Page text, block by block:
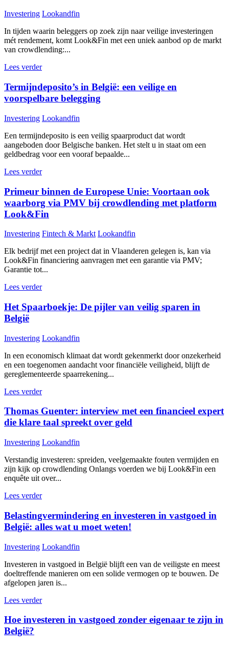
Investering Lookandfin
In tijden waarin beleggers op zoek zijn naar veilige investeringen
mét rendement, komt Look&Fin met een uniek aanbod op de markt
van crowdlending:...
Lees verder
Termijndeposito’s in België: een veilige en
voorspelbare belegging
Investering Lookandfin
Een termijndeposito is een veilig spaarproduct dat wordt
aangeboden door Belgische banken. Het stelt u in staat om een
geldbedrag voor een vooraf bepaalde...
Lees verder
Primeur binnen de Europese Unie: Voortaan ook
waarborg via PMV bij crowdlending met platform
Look&Fin
Investering Fintech & Markt Lookandfin
Elk bedrijf met een project dat in Vlaanderen gelegen is, kan via
Look&Fin financiering aanvragen met een garantie via PMV;
Garantie tot...
Lees verder
Het Spaarboekje: De pijler van veilig sparen in
België
Investering Lookandfin
In een economisch klimaat dat wordt gekenmerkt door onzekerheid
en een toegenomen aandacht voor financiële veiligheid, blijft de
gereglementeerde spaarrekening...
Lees verder
Thomas Guenter: interview met een financieel expert
die klare taal spreekt over geld
Investering Lookandfin
Verstandig investeren: spreiden, veelgemaakte fouten vermijden en
zijn kijk op crowdlending Onlangs voerden we bij Look&Fin een
enquête uit over...
Lees verder
Belastingvermindering en investeren in vastgoed in
België: alles wat u moet weten!
Investering Lookandfin
Investeren in vastgoed in België blijft een van de veiligste en meest
doeltreffende manieren om een solide vermogen op te bouwen. De
afgelopen jaren is...
Lees verder
Hoe investeren in vastgoed zonder eigenaar te zijn in
België?